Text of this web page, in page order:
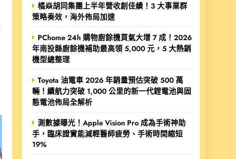
橘焱胡同集團上半年營收創佳績！3 大事業群
策略奏效，海外佈局加速
PChome 24h 購物廚餘機買氣大增 7 成！2026
年南投縣廚餘機補助最高領 5,000 元，5 大熱銷
機型總整理
Toyota 油電車 2026 年銷量預估突破 500 萬
輛！續航力突破 1,000 公里的新一代鋰電池與固
態電池佈局全解析
測數據曝光！Apple Vision Pro 成為手術神助
手，臨床證實能減輕醫師疲勞、手術時間縮短
19%